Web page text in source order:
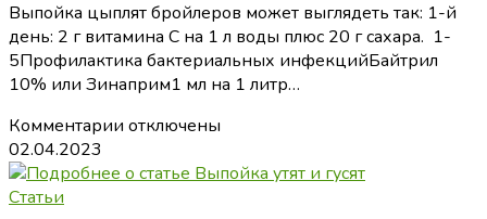
Выпойка цыплят бройлеров может выглядеть так: 1-й
день: 2 г витамина C на 1 л воды плюс 20 г сахара. 1-
5Профилактика бактериальных инфекцийБайтрил
10% или Зинаприм1 мл на 1 литр…
Комментарии к
Выпойка
отключены
02.04.2023
Статьи